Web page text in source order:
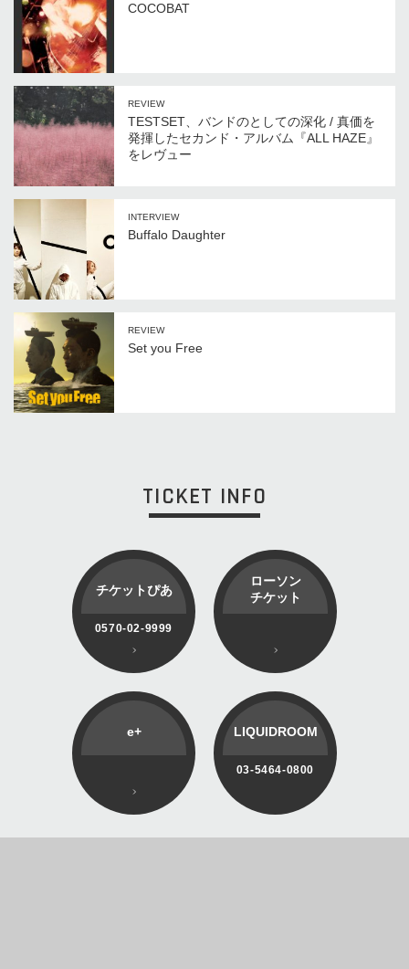
COCOBAT
REVIEW
TESTSET、バンドのとしての深化 / 真価を
発揮したセカンド・アルバム『ALL HAZE』
をレヴュー
INTERVIEW
Buffalo Daughter
REVIEW
Set you Free
TICKET INFO
チケットぴあ
0570-02-9999
ローソン
チケット
e+ LIQUIDROOM
03-5464-0800